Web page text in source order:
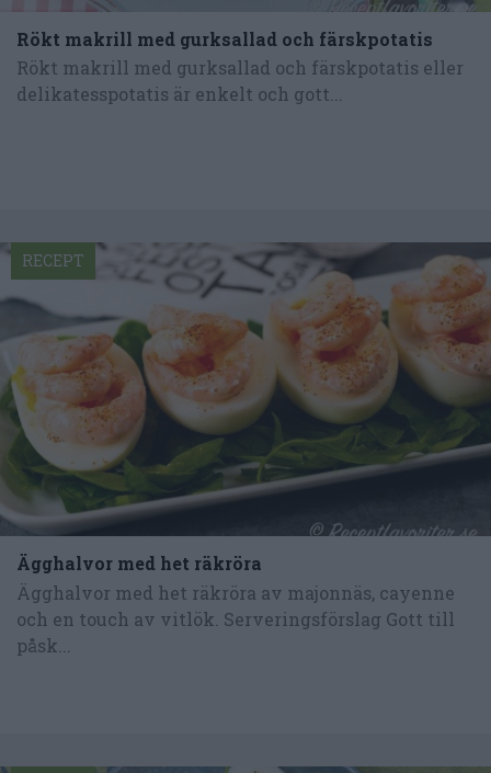
Rökt makrill med gurksallad och färskpotatis
Rökt makrill med gurksallad och färskpotatis eller
delikatesspotatis är enkelt och gott...
Ägghalvor med het räkröra
Ägghalvor med het räkröra av majonnäs, cayenne
och en touch av vitlök. Serveringsförslag Gott till
påsk...
RECEPT